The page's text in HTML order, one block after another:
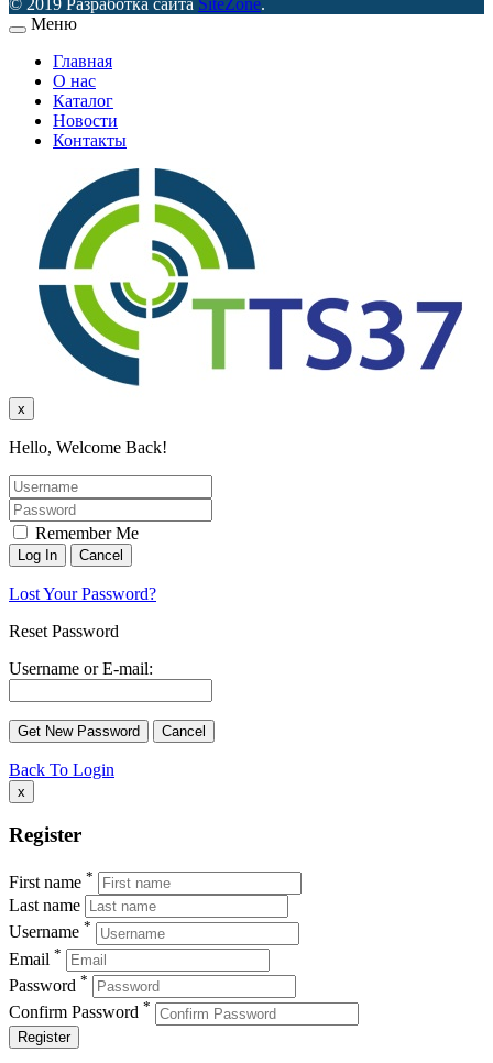
Меню
Главная
О нас
Каталог
Новости
Контакты
x
Hello, Welcome Back!
Remember Me
Lost Your Password?
Reset Password
Username or E-mail:
Back To Login
x
Register
First name *
Last name
Username *
Email *
Password *
Confirm Password *
Register